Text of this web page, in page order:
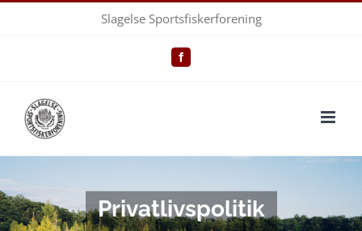
Slagelse Sportsfiskerforening
Facebook
Privatlivspolitik